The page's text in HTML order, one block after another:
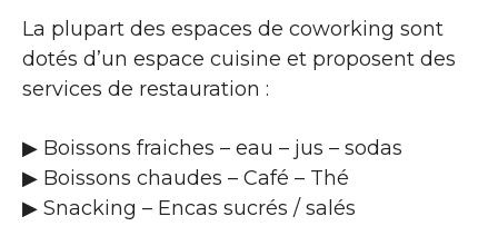
La plupart des espaces de coworking sont
dotés d’un espace cuisine et proposent des
services de restauration :
▶​ Boissons fraiches – eau – jus – sodas
▶​ Boissons chaudes – Café – Thé
▶​ Snacking – Encas sucrés / salés